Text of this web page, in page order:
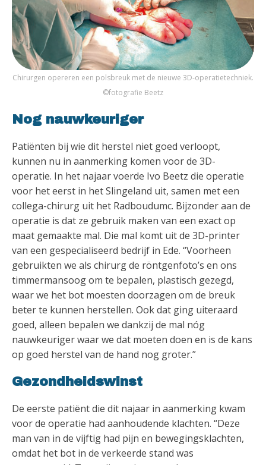
Chirurgen opereren een polsbreuk met de nieuwe 3D-operatietechniek.
©fotografie Beetz
Nog nauwkeuriger
Patiënten bij wie dit herstel niet goed verloopt,
kunnen nu in aanmerking komen voor de 3D-
operatie. In het najaar voerde Ivo Beetz die operatie
voor het eerst in het Slingeland uit, samen met een
collega-chirurg uit het Radboudumc. Bijzonder aan de
operatie is dat ze gebruik maken van een exact op
maat gemaakte mal. Die mal komt uit de 3D-printer
van een gespecialiseerd bedrijf in Ede. “Voorheen
gebruikten we als chirurg de röntgenfoto’s en ons
timmermansoog om te bepalen, plastisch gezegd,
waar we het bot moesten doorzagen om de breuk
beter te kunnen herstellen. Ook dat ging uiteraard
goed, alleen bepalen we dankzij de mal nóg
nauwkeuriger waar we dat moeten doen en is de kans
op goed herstel van de hand nog groter.”
Gezondheidswinst
De eerste patiënt die dit najaar in aanmerking kwam
voor de operatie had aanhoudende klachten. “Deze
man van in de vijftig had pijn en bewegingsklachten,
omdat het bot in de verkeerde stand was